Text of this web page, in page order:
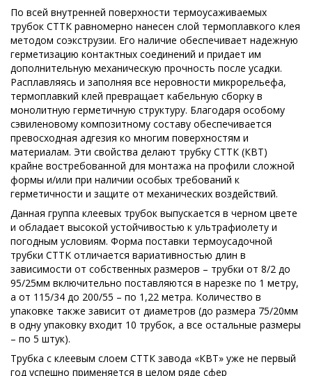
По всей внутренней поверхности термоусаживаемых
трубок СТТК равномерно нанесен слой термоплавкого клея
методом соэкструзии. Его наличие обеспечивает надежную
герметизацию контактных соединений и придает им
дополнительную механическую прочность после усадки.
Расплавляясь и заполняя все неровности микрорельефа,
термоплавкий клей превращает кабельную сборку в
монолитную герметичную структуру. Благодаря особому
сэвиленовому композитному составу обеспечивается
превосходная адгезия ко многим поверхностям и
материалам. Эти свойства делают трубку СТТК (КВТ)
крайне востребованной для монтажа на профили сложной
формы и/или при наличии особых требований к
герметичности и защите от механических воздействий.
Данная группа клеевых трубок выпускается в черном цвете
и обладает высокой устойчивостью к ультрафиолету и
погодным условиям. Форма поставки термоусадочной
трубки СТТК отличается вариативностью длин в
зависимости от собственных размеров – трубки от 8/2 до
95/25мм включительно поставляются в нарезке по 1 метру,
а от 115/34 до 200/55 – по 1,22 метра. Количество в
упаковке также зависит от диаметров (до размера 75/20мм
в одну упаковку входит 10 трубок, а все остальные размеры
– по 5 штук).
Трубка с клеевым слоем СТТК завода «КВТ» уже не первый
год успешно применяется в целом ряде сфер